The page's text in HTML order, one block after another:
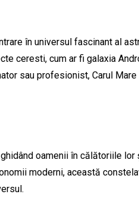
în universul fascinant al
ceresti, cum ar fi galaxia
sau profesionist, Carul Mare
oamenii în călătoriile lor
moderni, această